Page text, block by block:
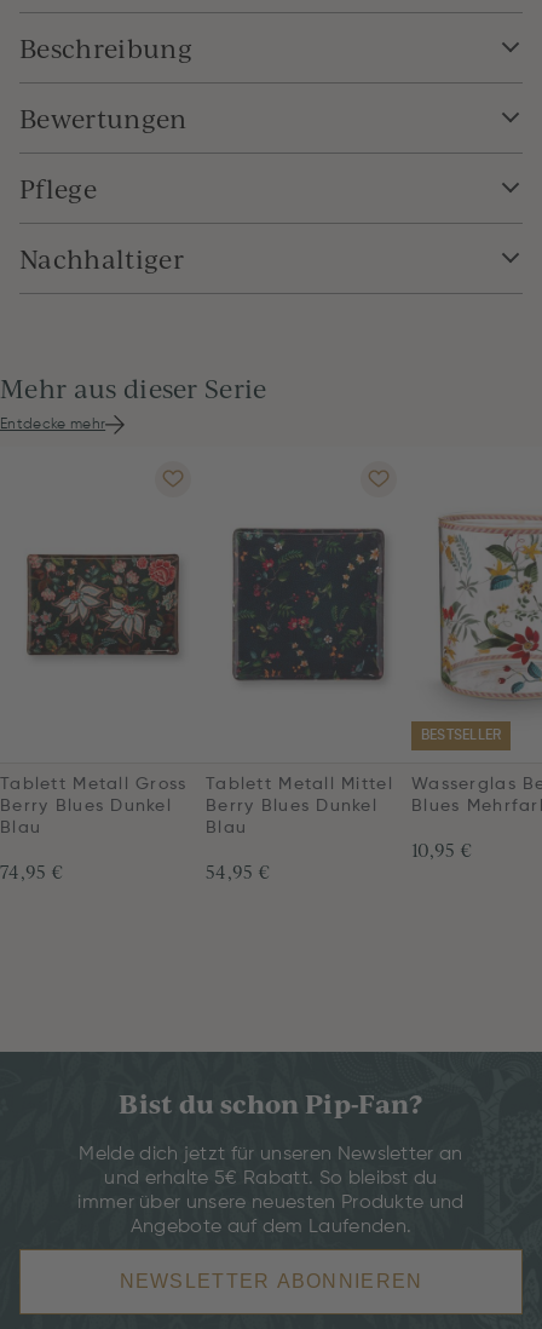
Beschreibung
Bewertungen
Pflege
Nachhaltiger
Mehr aus dieser Serie
Entdecke mehr
Tablett Metall Gross
Berry Blues Dunkel
Blau
74,95 €
Tablett Metall Mittel
Berry Blues Dunkel
Blau
54,95 €
BESTSELLER
Wasserglas
Blues
10,95 €
Bist du schon Pip-Fan?
Melde dich jetzt für unseren Newsletter an
und erhalte 5€ Rabatt. So bleibst du
immer über unsere neuesten Produkte und
Angebote auf dem Laufenden.
NEWSLETTER ABONNIEREN